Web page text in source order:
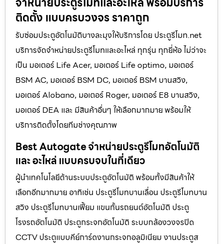
ติดตั้ง แบบครบวงจร ราคาถูก
รับซ่อมประตูอัตโนมัติบางละมุงให้บริการโดย ประตูรีโมท.net
บริการจัดจำหน่ายประตูรีโมทและอะไหล่ ทุกรุ่น ทุกยี่ห้อ ไม่ว่าจะ
เป็น มอเตอร์ Life Acer, มอเตอร์ Life optimo, มอเตอร์
BSM AC, มอเตอร์ BSM DC, มอเตอร์ BSM บานสวิง,
มอเตอร์ Alobano, มอเตอร์ Roger, มอเตอร์ E8 บานสวิง,
มอเตอร์ DEA และ มีสินค้าอื่นๆ ให้เลือกมากมาย พร้อมให้
บริการติดตั้งโดยทีมช่างคุณภาพ
Best Autogate จำหน่ายประตูรีโมทอัตโนมัติ
และ อะไหล่ แบบครบจบในที่เดียว
ผู้นำเทคโนโลยีด้านระบบประตูอัตโนมัติ พร้อมทั้งมีสินค้าให้
เลือกอีกมากมาย อาทิเช่น ประตูรีโมทบานเลื่อน ประตูรีโมทบาน
สวิง ประตูรีโมทบานเฟี้ยม แขนกั้นรถยนต์อัตโนมัติ ประตู
โรงรถอัตโนมัติ ประตูกระจกอัตโนมัติ ระบบกล้องวงจรปิด
CCTV ประตูแบบคีย์การ์ดงานกระจกอลูมิเนียม งานประตูส